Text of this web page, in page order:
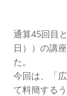
通算45回目
日））の講
た。
今回は、「
て料簡する